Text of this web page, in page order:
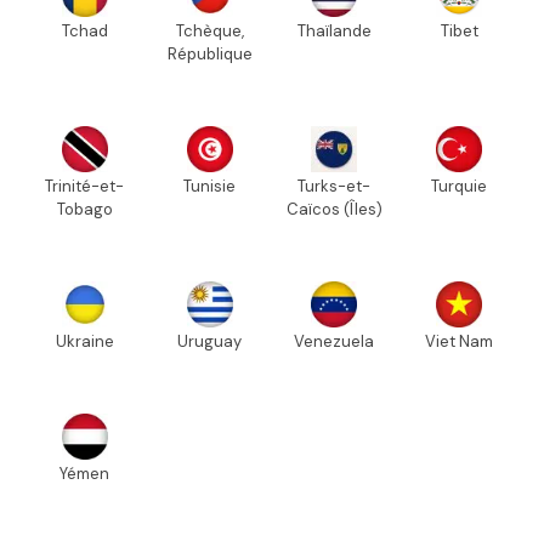
Tchad
Tchèque,
République
Thaïlande Tibet
Trinité-et-
Tobago
Tunisie
Turks-et-
Caïcos (Îles)
Turquie
Ukraine Uruguay Venezuela Viet Nam
Yémen